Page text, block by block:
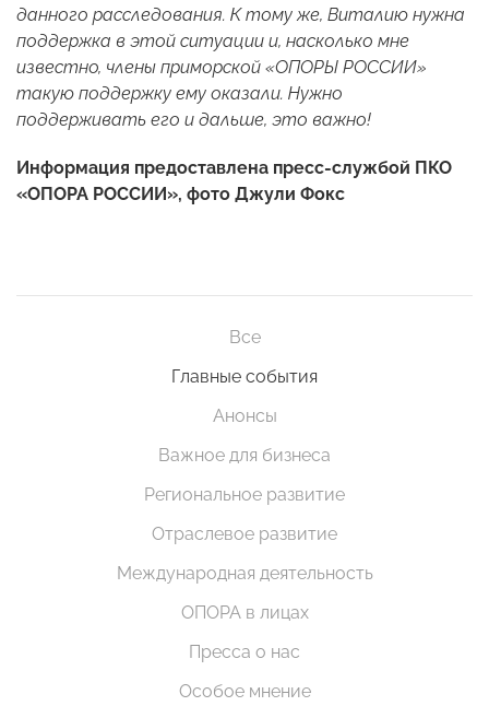
данного расследования. К тому же, Виталию нужна
поддержка в этой ситуации и, насколько мне
известно, члены приморской «ОПОРЫ РОССИИ»
такую поддержку ему оказали. Нужно
поддерживать его и дальше, это важно!
Информация предоставлена пресс-службой ПКО
«ОПОРА РОССИИ», фото Джули Фокс
Все
Главные события
Анонсы
Важное для бизнеса
Региональное развитие
Отраслевое развитие
Международная деятельность
ОПОРА в лицах
Пресса о нас
Особое мнение